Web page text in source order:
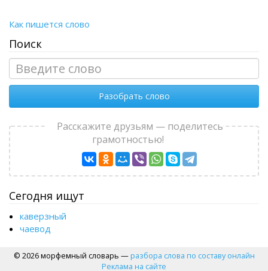
Как пишется слово
Поиск
Разобрать слово
Расскажите друзьям — поделитесь
грамотностью!
Сегодня ищут
каверзный
чаевод
© 2026 морфемный словарь —разбора слова по составу онлайн
Реклама на сайте